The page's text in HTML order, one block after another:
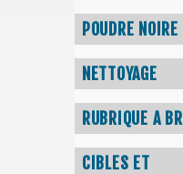
POUDRE
NETTOYAGE
RUBRIQUE A
CIBLES ET